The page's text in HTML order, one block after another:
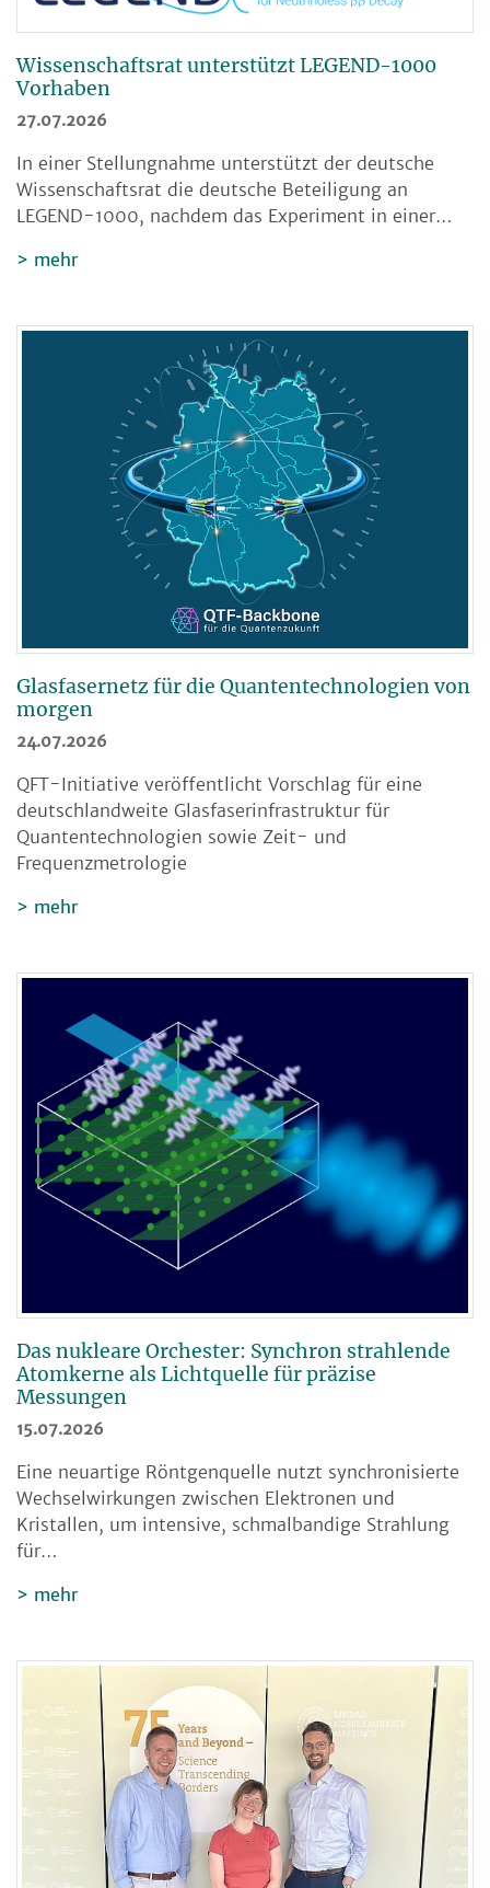
Wissenschaftsrat unterstützt LEGEND-1000
Vorhaben
27.07.2026
In einer Stellungnahme unterstützt der deutsche
Wissenschaftsrat die deutsche Beteiligung an
LEGEND-1000, nachdem das Experiment in einer…
mehr
Glasfasernetz für die Quantentechnologien von
morgen
24.07.2026
QFT-Initiative veröffentlicht Vorschlag für eine
deutschlandweite Glasfaserinfrastruktur für
Quantentechnologien sowie Zeit- und
Frequenzmetrologie
mehr
Das nukleare Orchester: Synchron strahlende
Atomkerne als Lichtquelle für präzise
Messungen
15.07.2026
Eine neuartige Röntgenquelle nutzt synchronisierte
Wechselwirkungen zwischen Elektronen und
Kristallen, um intensive, schmalbandige Strahlung
für…
mehr